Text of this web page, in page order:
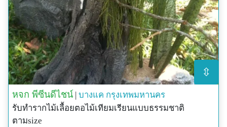
⇳
หจก พีซีนดีไชน์ | บางแค กรุงเทพมหานคร
รับทำรากไม้เลื้อยตอไม้เทียมเรียนแบบธรรมชาติ
ตามsize